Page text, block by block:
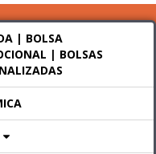
| BOLSA
| BOLSAS